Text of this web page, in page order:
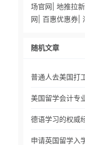
场官网 地推拉
网
百惠优惠券
随机文章
普通人去美国打
美国留学会计专
德语学习的权威
申请英国留学入